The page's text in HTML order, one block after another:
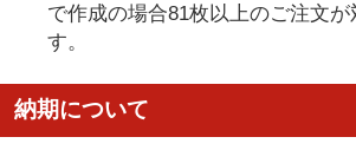
で作成の場合81枚以上のご注文が
す。
納期について